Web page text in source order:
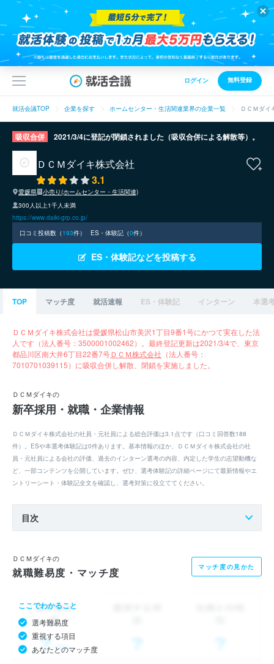
ログイン 無料登録
就活会議TOP 企業を探す ホームセンター・生活関連業界の企業一覧 ＤＣＭダイ
吸収合併 2021/3/4に登記が閉鎖されました（吸収合併による解散等）。
ＤＣＭダイキ株式会社
3.1
愛媛県
小売り(ホームセンター・生活関連)
300人以上1千人未満
https://www.daiki-grp.co.jp/
口コミ投稿数（193件） ES・体験記（0件）
ES・体験記などを投稿する
TOP マッチ度 就活速報 ES・体験記 インターン 本選
ＤＣＭダイキ株式会社は愛媛県松山市美沢1丁目9番1号にかつて実在した法
人です（法人番号：3500001002462）。最終登記更新は2021/3/4で、東京
都品川区南大井6丁目22番7号ＤＣＭ株式会社 （法人番号：
7010701039115）に吸収合併し解散、閉鎖を実施しました。
ＤＣＭダイキの
新卒採用・就職・企業情報
ＤＣＭダイキ株式会社の社員・元社員による総合評価は3.1点です（口コミ回答数188
件）。ESや本選考体験記は0件あります。基本情報のほか、ＤＣＭダイキ株式会社の社
員・元社員による会社の評価、過去のインターン選考の内容、内定した学生の志望動機な
ど、一部コンテンツを公開しています。ぜひ、選考体験記の詳細ページにて最新情報やエ
ントリーシート・体験記全文を確認し、選考対策に役立ててください。
目次
ＤＣＭダイキの
就職難易度・マッチ度 マッチ度の見かた
ここでわかること
選考難易度
重視する項目
あなたとのマッチ度